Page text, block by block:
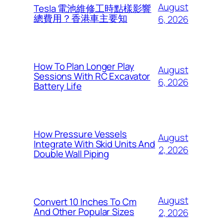
Tesla 電池維修工時點樣影響
總費用？香港車主要知
August
6, 2026
How To Plan Longer Play
Sessions With RC Excavator
Battery Life
August
6, 2026
How Pressure Vessels
Integrate With Skid Units And
Double Wall Piping
August
2, 2026
Convert 10 Inches To Cm
And Other Popular Sizes
August
2, 2026